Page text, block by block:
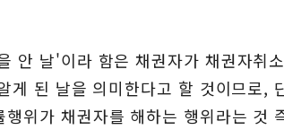
안 날'이라 함은 채권자가 채권자취
된 날을 의미한다고 할 것이므로,
위가 채권자를 해하는 행위라는 것